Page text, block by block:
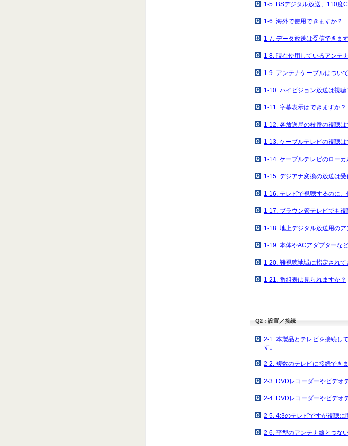
1-5. BSデジタル放送、110度
1-6. 海外で使用できますか？
1-7. データ放送は受信できま
1-8. 現在使用しているアンテ
1-9. アンテナケーブルはつい
1-10. ハイビジョン放送は視聴
1-11. 字幕表示はできますか？
1-12. 各放送局の枝番の視聴は
1-13. ケーブルテレビの視聴は
1-14. ケーブルテレビのロー
1-15. デジアナ変換の放送は受
1-16. テレビで視聴するのに
1-17. ブラウン管テレビでも視
1-18. 地上デジタル放送用の
1-19. 本体やACアダプターな
1-20. 難視聴地域に指定されて
1-21. 番組表は見られますか？
Q2 : 設置／接続
2-1. 本製品とテレビを接続し
す。
2-2. 複数のテレビに接続でき
2-3. DVDレコーダーやビデオ
2-4. DVDレコーダーやビデオ
2-5. 4:3のテレビですが視聴に
2-6. 平型のアンテナ線とつな